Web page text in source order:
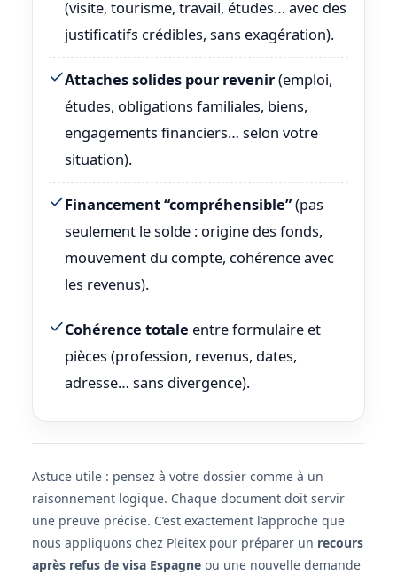
(visite, tourisme, travail, études… avec des
justificatifs crédibles, sans exagération).
Attaches solides pour revenir(emploi,
études, obligations familiales, biens,
engagements financiers… selon votre
situation).
Financement “compréhensible”(pas
seulement le solde : origine des fonds,
mouvement du compte, cohérence avec
les revenus).
Cohérence totale entre formulaire et
pièces (profession, revenus, dates,
adresse… sans divergence).
Astuce utile : pensez à votre dossier comme à un
raisonnement logique. Chaque document doit servir
une preuve précise. C’est exactement l’approche que
nous appliquons chez Pleitex pour préparer un recours
après refus de visa Espagne ou une nouvelle demande